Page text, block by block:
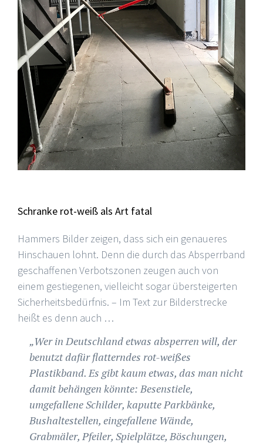
Schranke rot-weiß als Art fatal
Hammers Bilder zeigen, dass sich ein genaueres
Hinschauen lohnt. Denn die durch das Absperrband
geschaffenen Verbotszonen zeugen auch von
einem gestiegenen, vielleicht sogar übersteigerten
Sicherheitsbedürfnis. – Im Text zur Bilderstrecke
heißt es denn auch …
„Wer in Deutschland etwas absperren will, der
benutzt dafür flatterndes rot-weißes
Plastikband. Es gibt kaum etwas, das man nicht
damit behängen könnte: Besenstiele,
umgefallene Schilder, kaputte Parkbänke,
Bushaltestellen, eingefallene Wände,
Grabmäler, Pfeiler, Spielplätze, Böschungen,